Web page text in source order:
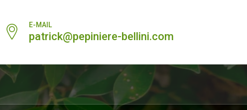
E-MAIL
patrick@pepiniere-bellini.com